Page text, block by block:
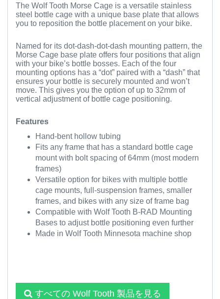
The Wolf Tooth Morse Cage is a versatile stainless
steel bottle cage with a unique base plate that allows
you to reposition the bottle placement on your bike.
Named for its dot-dash-dot-dash mounting pattern, the
Morse Cage base plate offers four positions that align
with your bike’s bottle bosses. Each of the four
mounting options has a “dot” paired with a “dash” that
ensures your bottle is securely mounted and won’t
move. This gives you the option of up to 32mm of
vertical adjustment of bottle cage positioning.
Features
Hand-bent hollow tubing
Fits any frame that has a standard bottle cage
mount with bolt spacing of 64mm (most modern
frames)
Versatile option for bikes with multiple bottle
cage mounts, full-suspension frames, smaller
frames, and bikes with any size of frame bag
Compatible with Wolf Tooth B-RAD Mounting
Bases to adjust bottle positioning even further
Made in Wolf Tooth Minnesota machine shop
すべての Wolf Tooth 製品を見る